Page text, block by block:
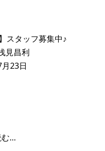
スタッフ募集中♪
見昌利
23日
む…